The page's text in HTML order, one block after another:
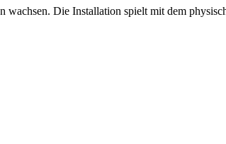
Die Installation spielt mit dem